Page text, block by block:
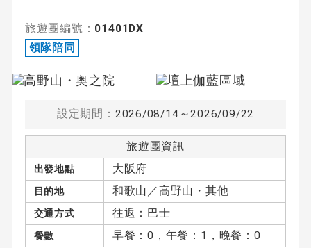
旅遊團編號： 01401DX
領隊陪同
設定期間： 2026/08/14～2026/09/22
旅遊團資訊
出發地點 大阪府
目的地 和歌山／高野山・其他
交通方式 往返：巴士
餐數 早餐：0，午餐：1，晚餐：0